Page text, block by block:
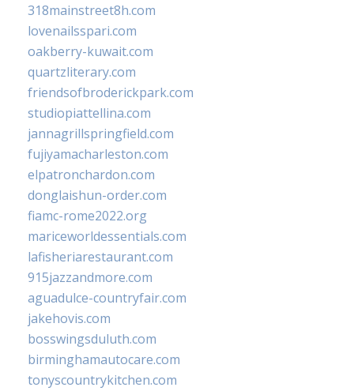
318mainstreet8h.com
lovenailsspari.com
oakberry-kuwait.com
quartzliterary.com
friendsofbroderickpark.com
studiopiattellina.com
jannagrillspringfield.com
fujiyamacharleston.com
elpatronchardon.com
donglaishun-order.com
fiamc-rome2022.org
mariceworldessentials.com
lafisheriarestaurant.com
915jazzandmore.com
aguadulce-countryfair.com
jakehovis.com
bosswingsduluth.com
birminghamautocare.com
tonyscountrykitchen.com